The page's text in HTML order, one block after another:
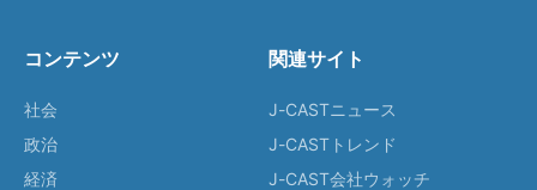
コンテンツ
社会
政治
経済
関連サイト
J-CASTニュース
J-CASTトレンド
J-CAST会社ウォッチ